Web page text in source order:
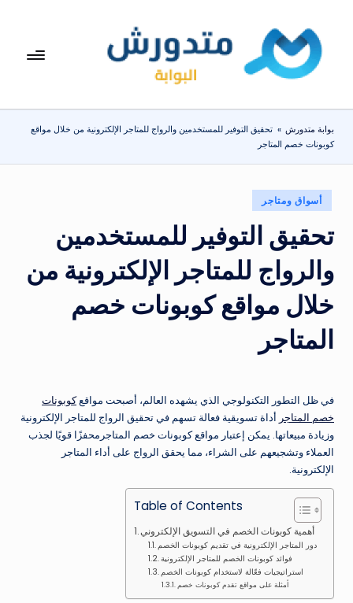
المحتوىبوا
مت
دو
ر
ش
تعرف
المنزلية
بوابة متدورش » تحقيق التوفير للمستخدمين والرواج للمتاجر الإلكترونية من خلال مواقع
كوبونات خصم المتاجر
نُشر
في
أسواق ومتاجر
تحقيق التوفير للمستخدمين
والرواج للمتاجر الإلكترونية من
خلال مواقع كوبونات خصم
المتاجر
في ظل التطور التكنولوجي الذي يشهده العالم، أصبحت مواقعكوبونات
خصم المتاجر أداة تسويقية فعالة تسهم في تحقيق الرواج للمتاجر الإلكترونية
وزيادة مبيعاتها. يمكن إعتبار مواقع كوبونات خصم المتاجرمحفزًا قويًا لجذب
العملاء وتشجيعهم على الشراء، مما يحقق الرواج على أداء المتاجر
الإلكترونية.
Table of Contents
أهمية كوبونات الخصم في التسويق الإلكتروني
دور المتاجر الإلكترونية في تقديم كوبونات الخصم
فوائد كوبونات الخصم للمتاجر الإلكترونية
استراتيجيات فعّالة لاستخدام كوبونات الخصم
أمثلة على مواقع تقدم كوبونات خصم